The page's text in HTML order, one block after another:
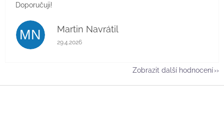
Doporučuji!
MN Martin Navrátil
Hodnocení obchodu je 5 z 5 hvězdiček.
29.4.2026
Zobrazit další hodnocení